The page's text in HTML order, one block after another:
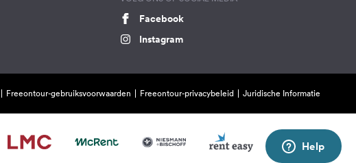
Facebook
Instagram
Freeontour-gebruiksvoorwaarden Freeontour-privacybeleid Juridische Informatie
Help